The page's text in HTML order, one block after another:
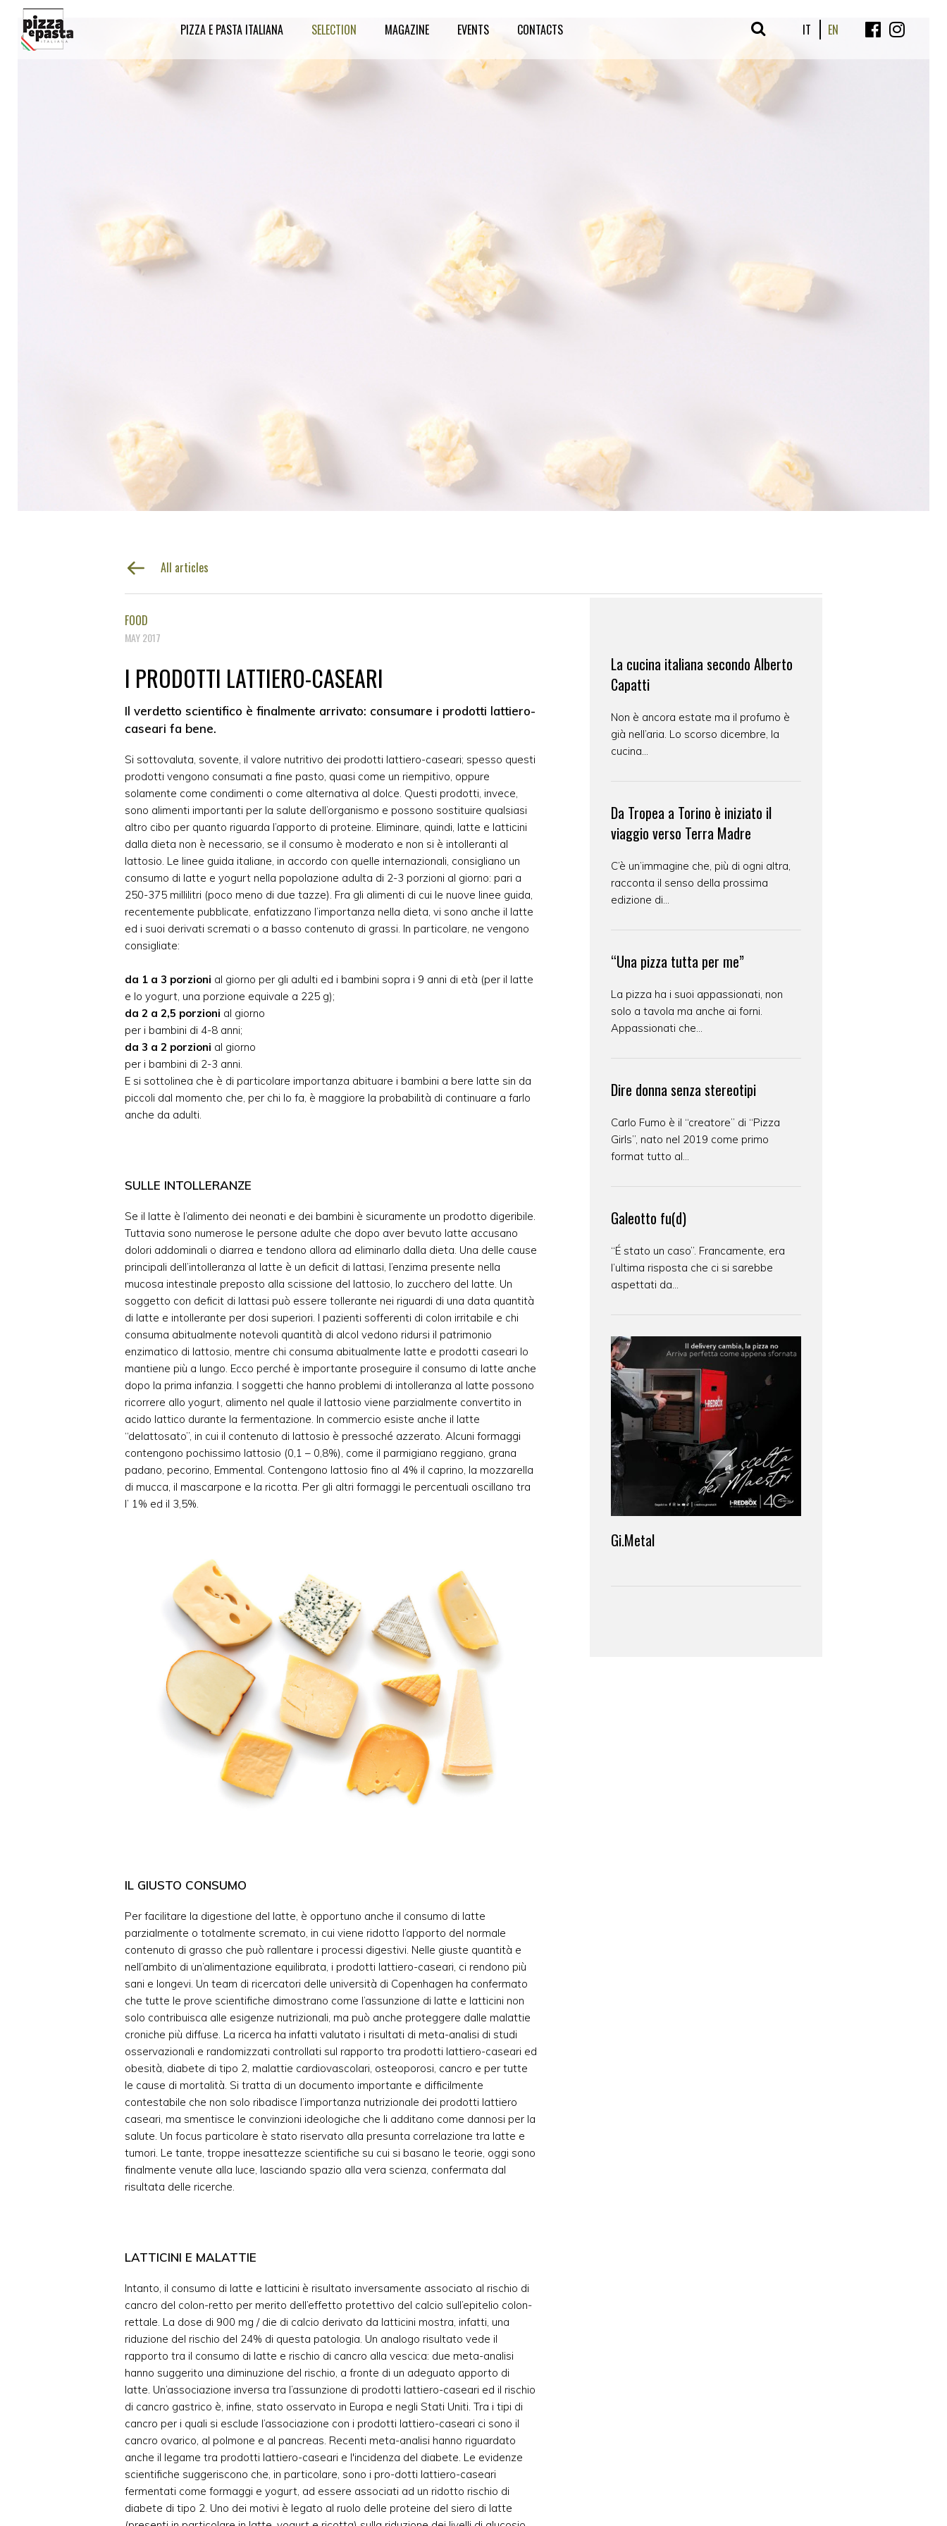
PIZZA E PASTA ITALIANA SELECTION MAGAZINE EVENTS CONTACTS IT EN
All articles
FOOD
MAY 2017
I PRODOTTI LATTIERO-CASEARI
Il verdetto scientifico è finalmente arrivato: consumare i prodotti lattiero-
caseari fa bene.
Si sottovaluta, sovente, il valore nutritivo dei prodotti lattiero-caseari; spesso questi
prodotti vengono consumati a fine pasto, quasi come un riempitivo, oppure
solamente come condimenti o come alternativa al dolce. Questi prodotti, invece,
sono alimenti importanti per la salute dell’organismo e possono sostituire qualsiasi
altro cibo per quanto riguarda l’apporto di proteine. Eliminare, quindi, latte e latticini
dalla dieta non è necessario, se il consumo è moderato e non si è intolleranti al
lattosio. Le linee guida italiane, in accordo con quelle internazionali, consigliano un
consumo di latte e yogurt nella popolazione adulta di 2-3 porzioni al giorno: pari a
250-375 millilitri (poco meno di due tazze). Fra gli alimenti di cui le nuove linee guida,
recentemente pubblicate, enfatizzano l’importanza nella dieta, vi sono anche il latte
ed i suoi derivati scremati o a basso contenuto di grassi. In particolare, ne vengono
consigliate:
da 1 a 3 porzioni al giorno per gli adulti ed i bambini sopra i 9 anni di età (per il latte
e lo yogurt, una porzione equivale a 225 g);
da 2 a 2,5 porzioni al giorno
per i bambini di 4-8 anni;
da 3 a 2 porzioni al giorno
per i bambini di 2-3 anni.
E si sottolinea che è di particolare importanza abituare i bambini a bere latte sin da
piccoli dal momento che, per chi lo fa, è maggiore la probabilità di continuare a farlo
anche da adulti.
SULLE INTOLLERANZE
Se il latte è l’alimento dei neonati e dei bambini è sicuramente un prodotto digeribile.
Tuttavia sono numerose le persone adulte che dopo aver bevuto latte accusano
dolori addominali o diarrea e tendono allora ad eliminarlo dalla dieta. Una delle cause
principali dell’intolleranza al latte è un deficit di lattasi, l’enzima presente nella
mucosa intestinale preposto alla scissione del lattosio, lo zucchero del latte. Un
soggetto con deficit di lattasi può essere tollerante nei riguardi di una data quantità
di latte e intollerante per dosi superiori. I pazienti sofferenti di colon irritabile e chi
consuma abitualmente notevoli quantità di alcol vedono ridursi il patrimonio
enzimatico di lattosio, mentre chi consuma abitualmente latte e prodotti caseari lo
mantiene più a lungo. Ecco perché è importante proseguire il consumo di latte anche
dopo la prima infanzia. I soggetti che hanno problemi di intolleranza al latte possono
ricorrere allo yogurt, alimento nel quale il lattosio viene parzialmente convertito in
acido lattico durante la fermentazione. In commercio esiste anche il latte
“delattosato”, in cui il contenuto di lattosio è pressoché azzerato. Alcuni formaggi
contengono pochissimo lattosio (0,1 – 0,8%), come il parmigiano reggiano, grana
padano, pecorino, Emmental. Contengono lattosio fino al 4% il caprino, la mozzarella
di mucca, il mascarpone e la ricotta. Per gli altri formaggi le percentuali oscillano tra
l’ 1% ed il 3,5%.
IL GIUSTO CONSUMO
Per facilitare la digestione del latte, è opportuno anche il consumo di latte
parzialmente o totalmente scremato, in cui viene ridotto l’apporto del normale
contenuto di grasso che può rallentare i processi digestivi. Nelle giuste quantità e
nell’ambito di un’alimentazione equilibrata, i prodotti lattiero-caseari, ci rendono più
sani e longevi. Un team di ricercatori delle università di Copenhagen ha confermato
che tutte le prove scientifiche dimostrano come l’assunzione di latte e latticini non
solo contribuisca alle esigenze nutrizionali, ma può anche proteggere dalle malattie
croniche più diffuse. La ricerca ha infatti valutato i risultati di meta-analisi di studi
osservazionali e randomizzati controllati sul rapporto tra prodotti lattiero-caseari ed
obesità, diabete di tipo 2, malattie cardiovascolari, osteoporosi, cancro e per tutte
le cause di mortalità. Si tratta di un documento importante e difficilmente
contestabile che non solo ribadisce l’importanza nutrizionale dei prodotti lattiero
caseari, ma smentisce le convinzioni ideologiche che li additano come dannosi per la
salute. Un focus particolare è stato riservato alla presunta correlazione tra latte e
tumori. Le tante, troppe inesattezze scientifiche su cui si basano le teorie, oggi sono
finalmente venute alla luce, lasciando spazio alla vera scienza, confermata dal
risultata delle ricerche.
LATTICINI E MALATTIE
Intanto, il consumo di latte e latticini è risultato inversamente associato al rischio di
cancro del colon-retto per merito dell’effetto protettivo del calcio sull’epitelio colon-
rettale. La dose di 900 mg / die di calcio derivato da latticini mostra, infatti, una
riduzione del rischio del 24% di questa patologia. Un analogo risultato vede il
rapporto tra il consumo di latte e rischio di cancro alla vescica: due meta-analisi
hanno suggerito una diminuzione del rischio, a fronte di un adeguato apporto di
latte. Un’associazione inversa tra l’assunzione di prodotti lattiero-caseari ed il rischio
di cancro gastrico è, infine, stato osservato in Europa e negli Stati Uniti. Tra i tipi di
cancro per i quali si esclude l’associazione con i prodotti lattiero-caseari ci sono il
cancro ovarico, al polmone e al pancreas. Recenti meta-analisi hanno riguardato
anche il legame tra prodotti lattiero-caseari e l'incidenza del diabete. Le evidenze
scientifiche suggeriscono che, in particolare, sono i pro-dotti lattiero-caseari
fermentati come formaggi e yogurt, ad essere associati ad un ridotto rischio di
diabete di tipo 2. Uno dei motivi è legato al ruolo delle proteine del siero di latte
La cucina italiana secondo Alberto
Capatti
Non è ancora estate ma il profumo è
già nell’aria. Lo scorso dicembre, la
cucina...
Da Tropea a Torino è iniziato il
viaggio verso Terra Madre
C’è un’immagine che, più di ogni altra,
racconta il senso della prossima
edizione di...
“Una pizza tutta per me”
La pizza ha i suoi appassionati, non
solo a tavola ma anche ai forni.
Appassionati che...
Dire donna senza stereotipi
Carlo Fumo è il “creatore” di “Pizza
Girls”, nato nel 2019 come primo
format tutto al...
Galeotto fu(d)
“É stato un caso”. Francamente, era
l’ultima risposta che ci si sarebbe
aspettati da...
Gi.Metal